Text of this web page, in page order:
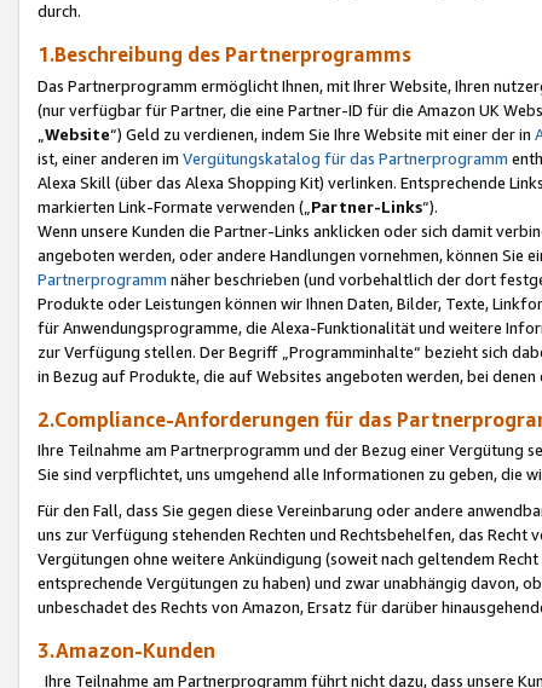
durch.
1.Beschreibung des Partnerprogramms
Das Partnerprogramm ermöglicht Ihnen, mit Ihrer Website, Ihren
(nur verfügbar für Partner, die eine Partner-ID für die Amazon UK
Website“) Geld zu verdienen, indem Sie Ihre Website mit einer der in
ist, einer anderen im Vergütungskatalog für das Partnerprogramm
Alexa Skill (über das Alexa Shopping Kit) verlinken. Entsprechende
markierten Link-Formate verwenden („ Partner-Links“).
Wenn unsere Kunden die Partner-Links anklicken oder sich damit
angeboten werden, oder andere Handlungen vornehmen, können Sie
Partnerprogramm näher beschrieben (und vorbehaltlich der dort
Produkte oder Leistungen können wir Ihnen Daten, Bilder, Texte,
für Anwendungsprogramme, die Alexa-Funktionalität und weitere
zur Verfügung stellen. Der Begriff „Programminhalte“ bezieht sich
in Bezug auf Produkte, die auf Websites angeboten werden, bei
2.Compliance-Anforderungen für das
Ihre Teilnahme am Partnerprogramm und der Bezug einer Vergütung
Sie sind verpflichtet, uns umgehend alle Informationen zu geben, die
Für den Fall, dass Sie gegen diese Vereinbarung oder andere
uns zur Verfügung stehenden Rechten und Rechtsbehelfen, das
Vergütungen ohne weitere Ankündigung (soweit nach geltendem
entsprechende Vergütungen zu haben) und zwar unabhängig davon,
unbeschadet des Rechts von Amazon, Ersatz für darüber
3.Amazon-Kunden
Ihre Teilnahme am Partnerprogramm führt nicht dazu, dass unsere